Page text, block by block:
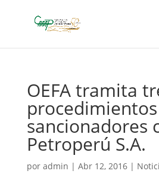
OEFA tramita
procedimientos
sancionadores
Petroperú S.A.
por admin | Abr 12, 2016|